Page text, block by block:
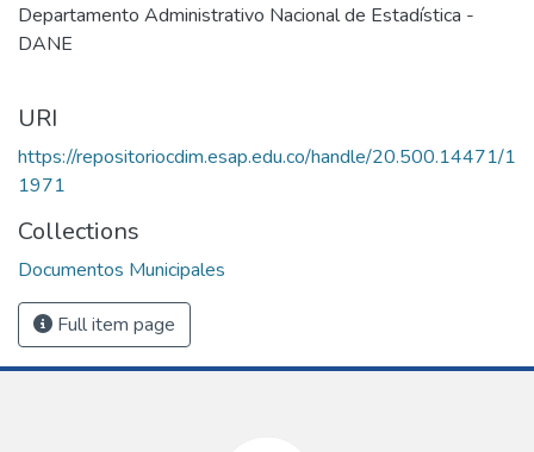
Departamento Administrativo Nacional de Estadística -
DANE
URI
https://repositoriocdim.esap.edu.co/handle/20.500.14471/1
1971
Collections
Documentos Municipales
Full item page